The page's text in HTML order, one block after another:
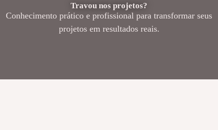
Travou nos projetos?
Conhecimento prático e profissional para transformar seus
projetos em resultados reais.